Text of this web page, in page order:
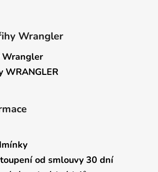
Wrangler
Wrangler
WRANGLER
od smlouvy 30 dní